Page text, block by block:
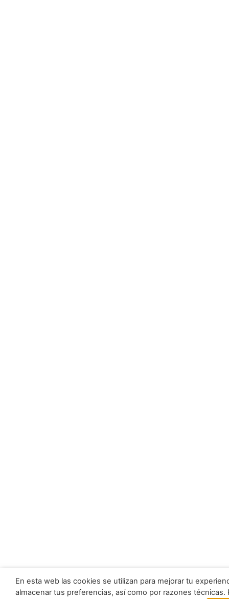
En esta web las cookies se utilizan para mejorar tu
almacenar tus preferencias, así como por razones técnicas.